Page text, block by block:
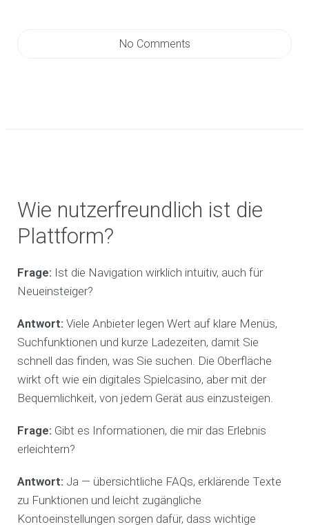
No Comments
Wie nutzerfreundlich ist die
Plattform?
Frage: Ist die Navigation wirklich intuitiv, auch für
Neueinsteiger?
Antwort: Viele Anbieter legen Wert auf klare Menüs,
Suchfunktionen und kurze Ladezeiten, damit Sie
schnell das finden, was Sie suchen. Die Oberfläche
wirkt oft wie ein digitales Spielcasino, aber mit der
Bequemlichkeit, von jedem Gerät aus einzusteigen.
Frage: Gibt es Informationen, die mir das Erlebnis
erleichtern?
Antwort: Ja — übersichtliche FAQs, erklärende Texte
zu Funktionen und leicht zugängliche
Kontoeinstellungen sorgen dafür, dass wichtige